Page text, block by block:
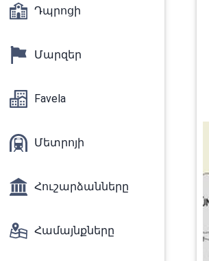
Դպրոցի
Մարզեր
Favela
Մետրոյի
Հուշարձանները
Համայնքները